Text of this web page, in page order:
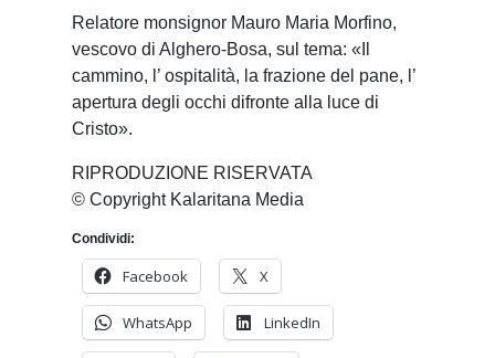
Relatore monsignor Mauro Maria Morfino,
vescovo di Alghero-Bosa, sul tema: «Il
cammino, l’ ospitalità, la frazione del pane, l’
apertura degli occhi difronte alla luce di
Cristo».
RIPRODUZIONE RISERVATA
© Copyright Kalaritana Media
Condividi:
Facebook X
WhatsApp LinkedIn